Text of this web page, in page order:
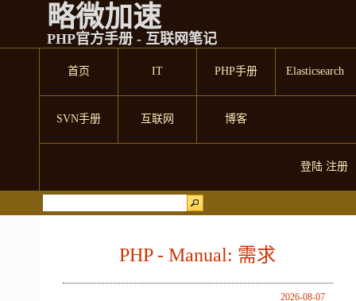
略微加速
PHP官方手册 - 互联网笔记
首页 IT PHP手册 Elasticsearch
SVN手册 互联网 博客
登陆 注册
PHP - Manual: 需求
2026-08-07